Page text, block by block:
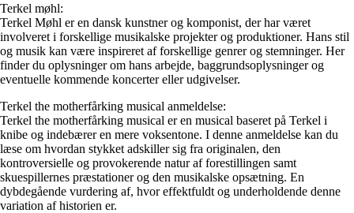
Terkel møhl:
Terkel Møhl er en dansk kunstner og komponist, der har været
involveret i forskellige musikalske projekter og produktioner. Hans stil
og musik kan være inspireret af forskellige genrer og stemninger. Her
finder du oplysninger om hans arbejde, baggrundsoplysninger og
eventuelle kommende koncerter eller udgivelser.
Terkel the motherfårking musical anmeldelse:
Terkel the motherfårking musical er en musical baseret på Terkel i
knibe og indebærer en mere voksentone. I denne anmeldelse kan du
læse om hvordan stykket adskiller sig fra originalen, den
kontroversielle og provokerende natur af forestillingen samt
skuespillernes præstationer og den musikalske opsætning. En
dybdegående vurdering af, hvor effektfuldt og underholdende denne
variation af historien er.